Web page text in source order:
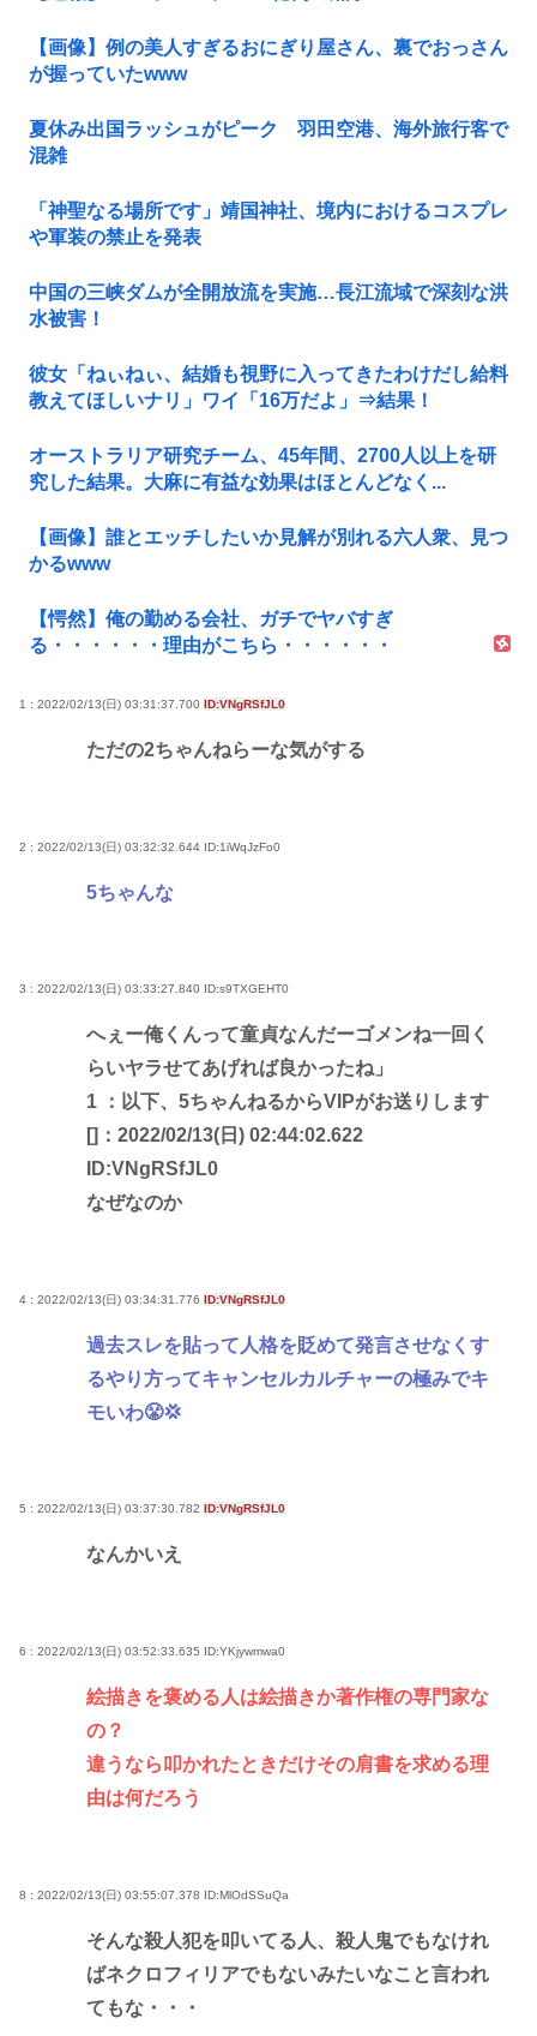
【画像】例の美人すぎるおにぎり屋さん、裏でおっさん
が握っていたwww
夏休み出国ラッシュがピーク 羽田空港、海外旅行客で
混雑
「神聖なる場所です」靖国神社、境内におけるコスプレ
や軍装の禁止を発表
中国の三峡ダムが全開放流を実施…長江流域で深刻な洪
水被害！
彼女「ねぃねぃ、結婚も視野に入ってきたわけだし給料
教えてほしいナリ」ワイ「16万だよ」⇒結果！
オーストラリア研究チーム、45年間、2700人以上を研
究した結果。大麻に有益な効果はほとんどなく...
【画像】誰とエッチしたいか見解が別れる六人衆、見つ
かるwww
【愕然】俺の勤める会社、ガチでヤバすぎ
る・・・・・・理由がこちら・・・・・・
1 : 2022/02/13(日) 03:31:37.700 ID:VNgRSfJL0
ただの2ちゃんねらーな気がする
2 : 2022/02/13(日) 03:32:32.644 ID:1iWqJzFo0
5ちゃんな
3 : 2022/02/13(日) 03:33:27.840 ID:s9TXGEHT0
へぇー俺くんって童貞なんだーゴメンね一回く
らいヤラせてあげれば良かったね」
1 ：以下、5ちゃんねるからVIPがお送りします
[]：2022/02/13(日) 02:44:02.622
ID:VNgRSfJL0
なぜなのか
4 : 2022/02/13(日) 03:34:31.776 ID:VNgRSfJL0
過去スレを貼って人格を貶めて発言させなくす
るやり方ってキャンセルカルチャーの極みでキ
モいわ😤💢
5 : 2022/02/13(日) 03:37:30.782 ID:VNgRSfJL0
なんかいえ
6 : 2022/02/13(日) 03:52:33.635 ID:YKjywmwa0
絵描きを褒める人は絵描きか著作権の専門家な
の？
違うなら叩かれたときだけその肩書を求める理
由は何だろう
8 : 2022/02/13(日) 03:55:07.378 ID:MlOdSSuQa
そんな殺人犯を叩いてる人、殺人鬼でもなけれ
ばネクロフィリアでもないみたいなこと言われ
てもな・・・